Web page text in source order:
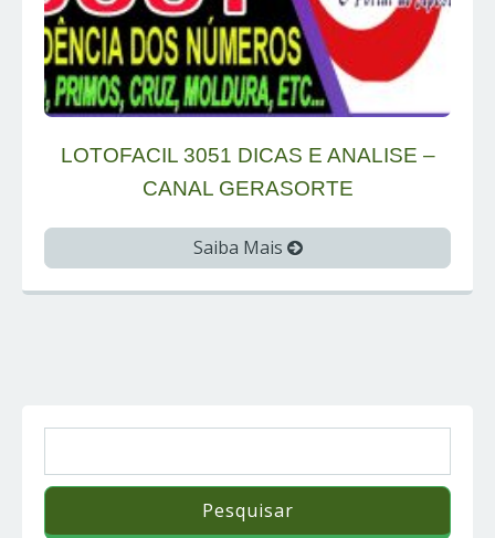
LOTOFACIL 3051 DICAS E ANALISE –
CANAL GERASORTE
Saiba Mais